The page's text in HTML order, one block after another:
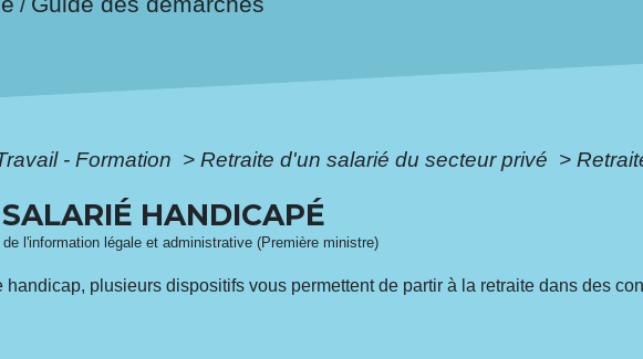
/
- Formation > Retraite d'un salarié du secteur privé >
HANDICAPÉ
l'information légale et administrative (Première ministre)
handicap, plusieurs dispositifs vous permettent de partir à la retraite dans des